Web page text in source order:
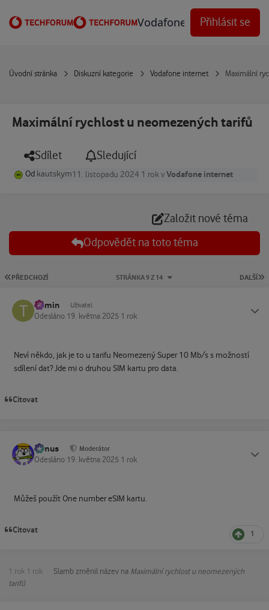
Vodafone Techforum
Přihlásit se
Úvodní stránka Diskuzní kategorie Vodafone internet Maximální
Maximální rychlost u neomezených tarifů
Sdílet Sledující
Od kautskym11. listopadu 2024 1 rokvVodafone internet
Založit nové téma
Odpovědět na toto téma
PRVNÍ STRÁNKA
PŘEDCHOZÍ DALŠÍ
STRÁNKA 9 Z 14
tramin Uživatel
Odesláno 19. května 2025 1 rok
Neví někdo, jak je to u tarifu Neomezený Super 10 Mb/s s možností
sdílení dat? Jde mi o druhou SIM kartu pro data.
Citovat
tomus Moderátor
Odesláno 19. května 2025 1 rok
Můžeš použít One number eSIM kartu.
Citovat 1
1 rok 1 rok Slamb změnil název na Maximální rychlost u neomezených
tarifů